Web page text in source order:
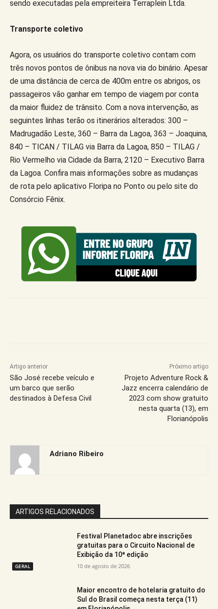
sendo executadas pela empreiteira Terraplein Ltda.
Transporte coletivo
Agora, os usuários do transporte coletivo contam com
três novos pontos de ônibus na nova via do binário. Apesar
de uma distância de cerca de 400m entre os abrigos, os
passageiros vão ganhar em tempo de viagem por conta
da maior fluidez de trânsito. Com a nova intervenção, as
seguintes linhas terão os itinerários alterados: 300 –
Madrugadão Leste, 360 – Barra da Lagoa, 363 – Joaquina,
840 – TICAN / TILAG via Barra da Lagoa, 850 – TILAG /
Rio Vermelho via Cidade da Barra, 2120 – Executivo Barra
da Lagoa. Confira mais informações sobre as mudanças
de rota pelo aplicativo Floripa no Ponto ou pelo site do
Consórcio Fênix.
Artigo anterior
São José recebe veículo e
um barco que serão
destinados à Defesa Civil
Próximo artigo
Projeto Adventure Rock &
Jazz encerra calendário de
2023 com show gratuito
nesta quarta (13), em
Florianópolis
Adriano Ribeiro
ARTIGOS RELACIONADOS
GERAL
Festival Planetadoc abre inscrições
gratuitas para o Circuito Nacional de
Exibição da 10ª edição
10 de agosto de 2026
Maior encontro de hotelaria gratuito do
Sul do Brasil começa nesta terça (11)